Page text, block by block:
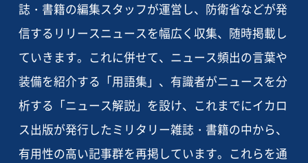
誌・書籍の編集スタッフが運営し、防衛省などが発
信するリリースニュースを幅広く収集、随時掲載し
ていきます。これに併せて、ニュース頻出の言葉や
装備を紹介する「用語集」、有識者がニュースを分
析する「ニュース解説」を設け、これまでにイカロ
ス出版が発行したミリタリー雑誌・書籍の中から、
有用性の高い記事群を再掲しています。これらを通